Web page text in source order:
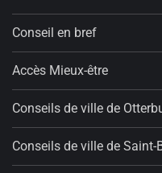
Conseil en bref
Accès Mieux-être
Conseils de ville de
Conseils de ville de Saint-